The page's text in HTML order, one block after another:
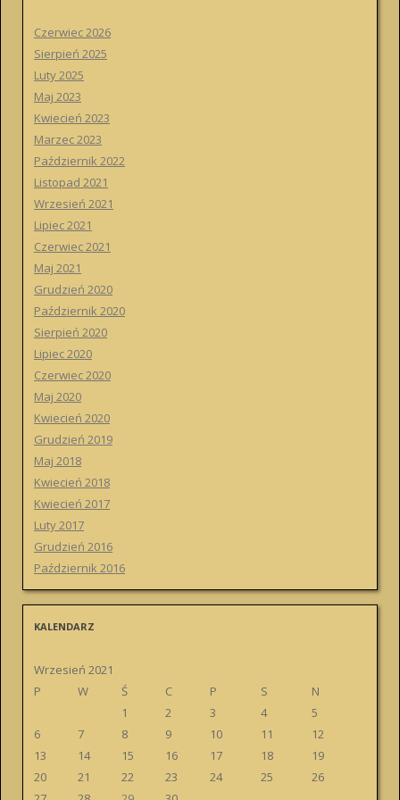
j
:
Czerwiec 2026
Sierpień 2025
Luty 2025
Maj 2023
Kwiecień 2023
Marzec 2023
Październik 2022
Listopad 2021
Wrzesień 2021
Lipiec 2021
Czerwiec 2021
Maj 2021
Grudzień 2020
Październik 2020
Sierpień 2020
Lipiec 2020
Czerwiec 2020
Maj 2020
Kwiecień 2020
Grudzień 2019
Maj 2018
Kwiecień 2018
Kwiecień 2017
Luty 2017
Grudzień 2016
Październik 2016
KALENDARZ
Wrzesień 2021
P
W Ś C P S
N
1
2 3 4
5
6
7 8 9 10 11
12
13
14 15 16 17 18
19
20
21 22 23 24 25
26